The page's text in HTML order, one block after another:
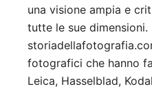
una visione ampia e
tutte le sue dimensioni.
fotografici che hanno
Leica, Hasselblad,